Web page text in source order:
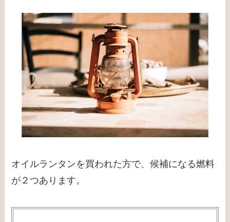
オイルランタンを買われた方で、候補になる燃料
が２つあります。